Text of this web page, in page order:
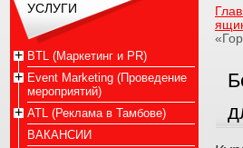
УСЛУГИ
BTL (Маркетинг и PR)
Event Marketing (Проведение
мероприятий)
ATL (Реклама в Тамбове)
ВАКАНСИИ